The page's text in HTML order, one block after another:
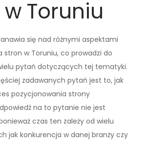
Toruniu
się nad różnymi aspektami
stron w Toruniu, co prowadzi do
pytań dotyczących tej tematyki.
zadawanych pytań jest to, jak
pozycjonowania strony
na to pytanie nie jest
czas ten zależy od wielu
jak konkurencja w danej branży czy